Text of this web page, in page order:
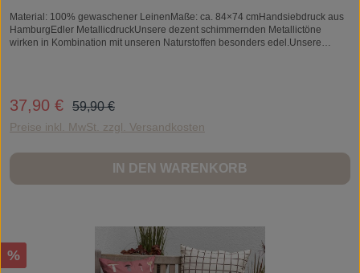
Material: 100% gewaschener LeinenMaße: ca. 84×74 cmHandsiebdruck aus
HamburgEdler MetallicdruckUnsere dezent schimmernden Metallictöne
wirken in Kombination mit unseren Naturstoffen besonders edel.Unsere
Verkaufspreis:
37,90 € Regulärer Preis:
59,90 €
Preise inkl. MwSt. zzgl. Versandkosten
IN DEN WARENKORB
Rabatt
%